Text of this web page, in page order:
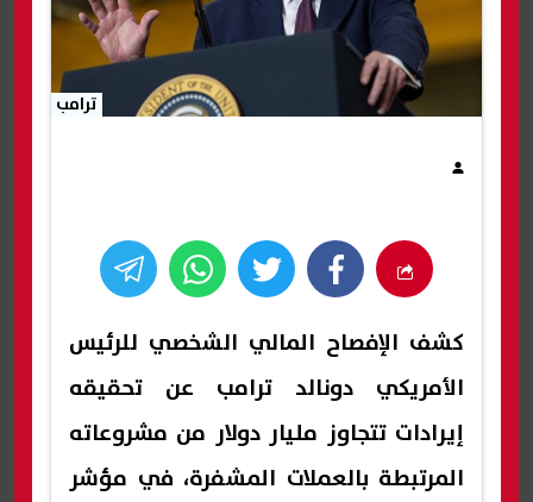
ترامب
كشف الإفصاح المالي الشخصي للرئيس
الأمريكي دونالد ترامب عن تحقيقه
إيرادات تتجاوز مليار دولار من مشروعاته
المرتبطة بالعملات المشفرة، في مؤشر